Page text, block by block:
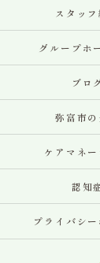
スタッ
グループホ
ブロ
弥富市の
ケアマネ
認知症
プライバシ